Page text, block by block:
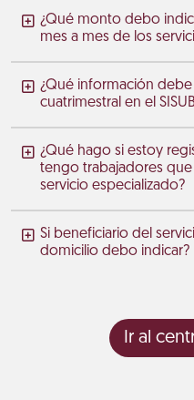
¿Qué monto debo
mes a mes de los
¿Qué información
cuatrimestral en el
¿Qué hago si estoy
tengo trabajadores
servicio especializado?
Si beneficiario del
domicilio debo indicar?
Ir al